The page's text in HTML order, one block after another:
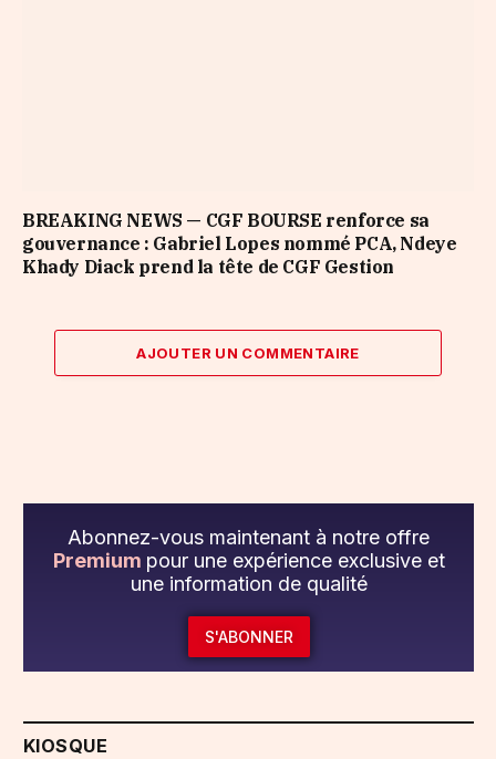
BREAKING NEWS — CGF BOURSE renforce sa
gouvernance : Gabriel Lopes nommé PCA, Ndeye
Khady Diack prend la tête de CGF Gestion
AJOUTER UN COMMENTAIRE
Abonnez-vous maintenant à notre offre
Premium pour une expérience exclusive et
une information de qualité
S'ABONNER
KIOSQUE